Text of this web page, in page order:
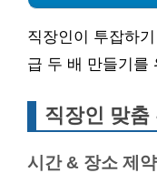
직장인이 투잡하
급 두 배 만들기를
직장인 맞춤
시간 & 장소 제